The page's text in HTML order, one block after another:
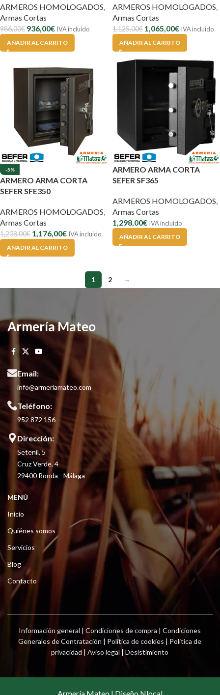
ARMEROS HOMOLOGADOS,
Armas Cortas
986,00€ 936,00€ IVA incluido
AÑADIR AL CARRITO
ARMEROS HOMOLOGADOS,
Armas Cortas
1,125,00€ 1,065,00€ IVA incluido
AÑADIR AL CARRITO
-5%
ARMERO ARMA CORTA
SEFER SFE350
ARMEROS HOMOLOGADOS,
Armas Cortas
1,238,00€ 1,176,00€ IVA incluido
AÑADIR AL CARRITO
ARMERO ARMA CORTA
SEFER SF365
ARMEROS HOMOLOGADOS,
Armas Cortas
1,298,00€ IVA incluido
AÑADIR AL CARRITO
1 2 →
Armería Mateo
Email:
info@armeriamateo.com
Teléfono:
952 872 156
Dirección:
Setenil, 5
Cruz Verde, 4
29400 Ronda - Málaga
MENÚ
Inicio
Quiénes somos
Servicios
Blog
Contacto
Información general |Condiciones de compra |Condiciones
Generales de Contratación | Política de cookies | Política de
privacidad |Aviso legal |Desistimiento